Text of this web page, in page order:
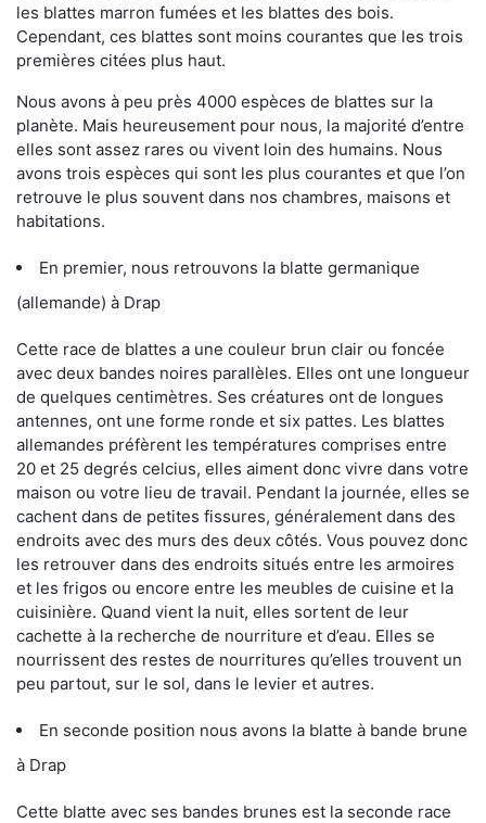
les blattes marron fumées et les blattes des bois.
Cependant, ces blattes sont moins courantes que les trois
premières citées plus haut.
Nous avons à peu près 4000 espèces de blattes sur la
planète. Mais heureusement pour nous, la majorité d’entre
elles sont assez rares ou vivent loin des humains. Nous
avons trois espèces qui sont les plus courantes et que l’on
retrouve le plus souvent dans nos chambres, maisons et
habitations.
En premier, nous retrouvons la blatte germanique
(allemande) à Drap
Cette race de blattes a une couleur brun clair ou foncée
avec deux bandes noires parallèles. Elles ont une longueur
de quelques centimètres. Ses créatures ont de longues
antennes, ont une forme ronde et six pattes. Les blattes
allemandes préfèrent les températures comprises entre
20 et 25 degrés celcius, elles aiment donc vivre dans votre
maison ou votre lieu de travail. Pendant la journée, elles se
cachent dans de petites fissures, généralement dans des
endroits avec des murs des deux côtés. Vous pouvez donc
les retrouver dans des endroits situés entre les armoires
et les frigos ou encore entre les meubles de cuisine et la
cuisinière. Quand vient la nuit, elles sortent de leur
cachette à la recherche de nourriture et d’eau. Elles se
nourrissent des restes de nourritures qu’elles trouvent un
peu partout, sur le sol, dans le levier et autres.
En seconde position nous avons la blatte à bande brune
à Drap
Cette blatte avec ses bandes brunes est la seconde race